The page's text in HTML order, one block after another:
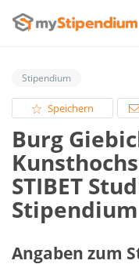
Stipendium
Speichern
Burg
STIBET
Stipendium
Angaben zum